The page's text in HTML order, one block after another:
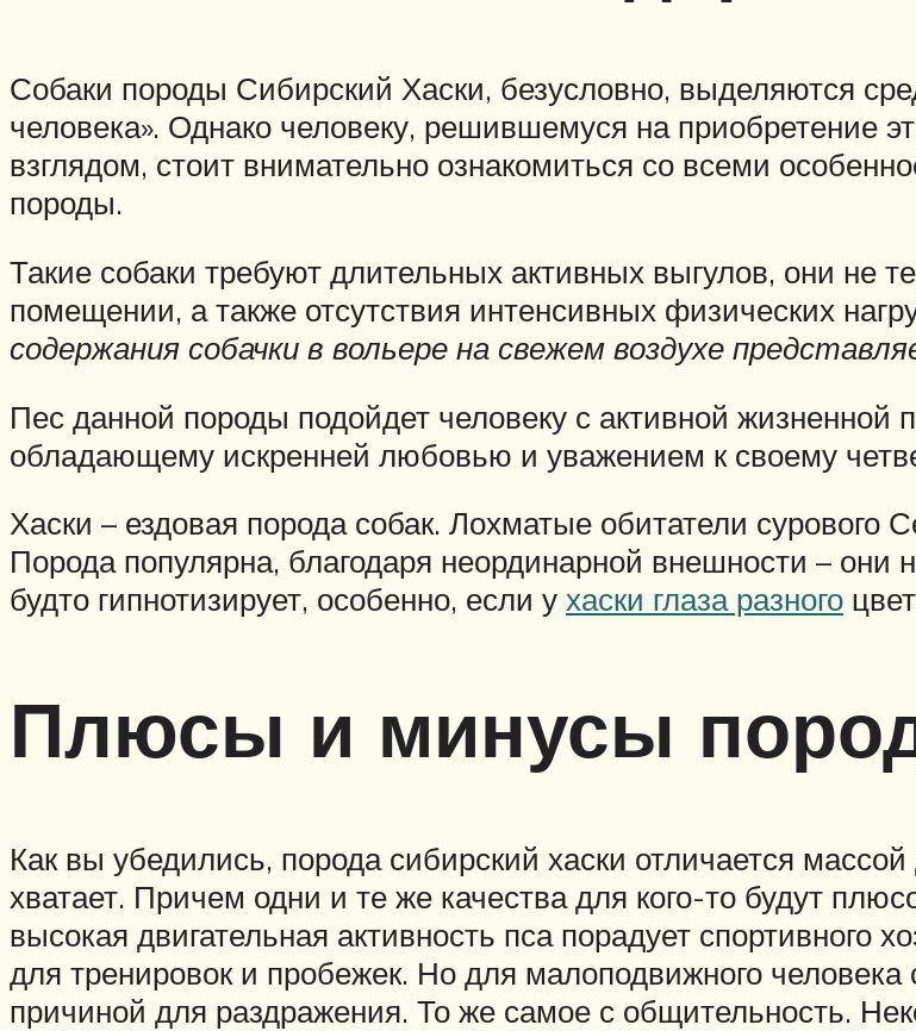
Собаки породы Сибирский Хаски, безусловно, выделяются
человека». Однако человеку, решившемуся на приобретение
взглядом, стоит внимательно ознакомиться со всеми
породы.
Такие собаки требуют длительных активных выгулов, они не
помещении, а также отсутствия интенсивных физических
содержания собачки в вольере на свежем воздухе
Пес данной породы подойдет человеку с активной
обладающему искренней любовью и уважением к своему
Хаски – ездовая порода собак. Лохматые обитатели сурового
Порода популярна, благодаря неординарной внешности –
будто гипнотизирует, особенно, если у хаски глаза разного
Плюсы и минусы
Как вы убедились, порода сибирский хаски отличается массой
хватает. Причем одни и те же качества для кого-то будут
высокая двигательная активность пса порадует спортивного
для тренировок и пробежек. Но для малоподвижного человека
причиной для раздражения. То же самое с общительность.